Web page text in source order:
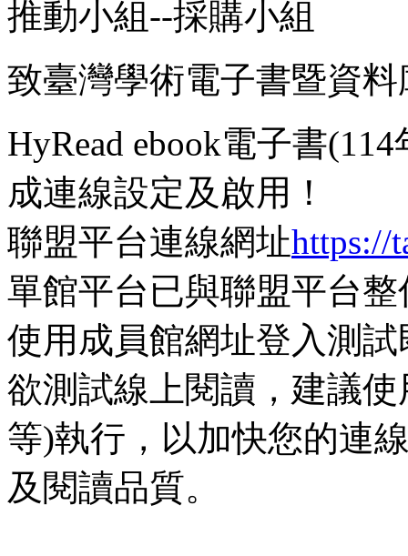
推動小組--採購小組
致臺灣學術電子書暨資
HyRead ebook電子書
成連線設定及啟用！
聯盟平台連線網址https://
單館平台已與聯盟平台
使用成員館網址登入測試
欲測試線上閱讀，建議
等)執行，以加快您的連
及閱讀品質。